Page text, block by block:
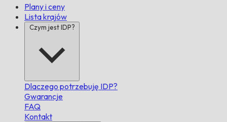
Plany i ceny
Lista krajów
Czym jest IDP?
Dlaczego potrzebuję IDP?
Gwarancje
FAQ
Kontakt